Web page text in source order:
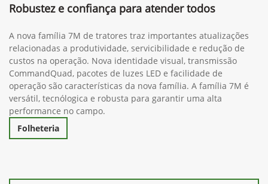
Robustez e confiança para atender todos
A nova família 7M de tratores traz importantes atualizações
relacionadas a produtividade, servicibilidade e redução de
custos na operação. Nova identidade visual, transmissão
CommandQuad, pacotes de luzes LED e facilidade de
operação são características da nova família. A família 7M é
versátil, tecnólogica e robusta para garantir uma alta
performance no campo.
Folheteria